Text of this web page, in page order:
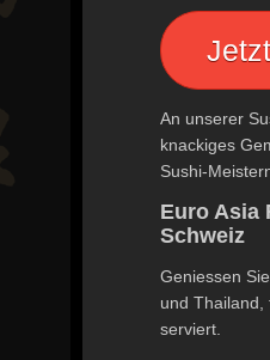
An unserer
knackiges
Sushi-
Euro Asia
Schweiz
Geniessen
und Thailand,
serviert.